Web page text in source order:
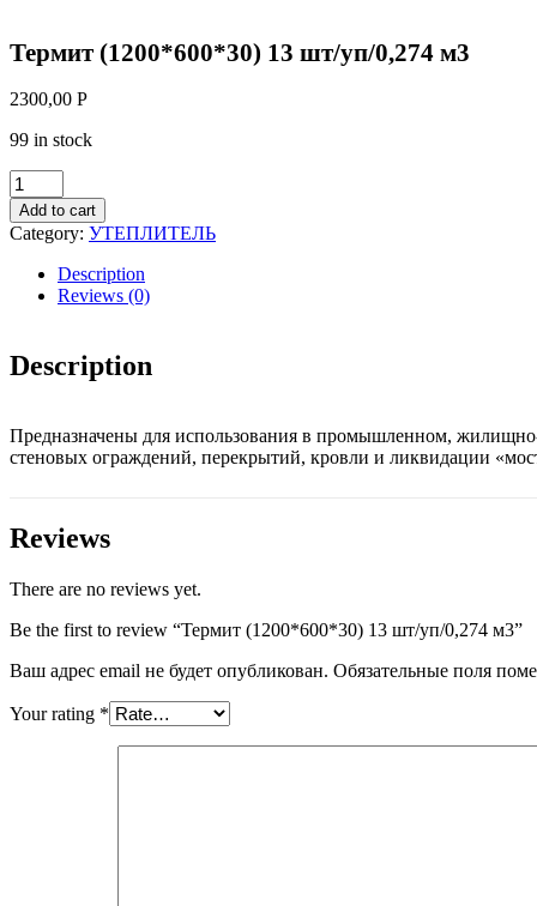
Термит (1200*600*30) 13 шт/уп/0,274 м3
2300,00 Р
99 in stock
Термит
(1200*600*30)
13
шт/
уп/0,274
quantity
Add to cart
Category: УТЕПЛИТЕЛЬ
Description
Reviews (0)
Description
Предназначены для использования в промышленном, жилищно-
стеновых ограждений, перекрытий, кровли и ликвидации
Reviews
There are no reviews yet.
Be the first to review “Термит (1200*600*30) 13 шт/уп/0,274 м3”
Ваш адрес email не будет опубликован. Обязательные поля
Your rating *